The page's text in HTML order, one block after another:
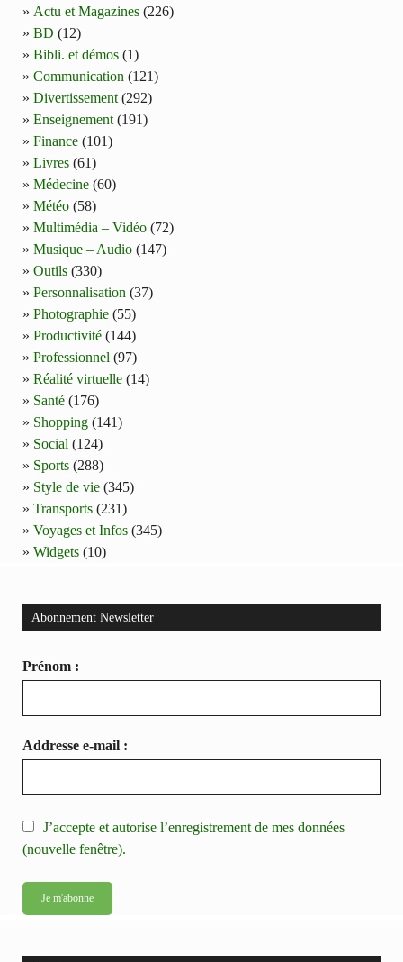
Actu et Magazines (226)
BD (12)
Bibli. et démos (1)
Communication (121)
Divertissement (292)
Enseignement (191)
Finance (101)
Livres (61)
Médecine (60)
Météo (58)
Multimédia – Vidéo (72)
Musique – Audio (147)
Outils (330)
Personnalisation (37)
Photographie (55)
Productivité (144)
Professionnel (97)
Réalité virtuelle (14)
Santé (176)
Shopping (141)
Social (124)
Sports (288)
Style de vie (345)
Transports (231)
Voyages et Infos (345)
Widgets (10)
Abonnement Newsletter
Prénom :
Addresse e-mail :
J’accepte et autorise l’enregistrement de mes données
(nouvelle fenêtre).